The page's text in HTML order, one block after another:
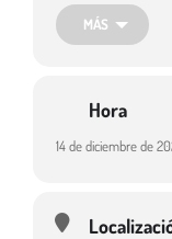
versión de un clásico
El público interviene
viéndose inmerso,
Recomendado a
Destinatarios:
MÁS
Hora
14 de diciembre de